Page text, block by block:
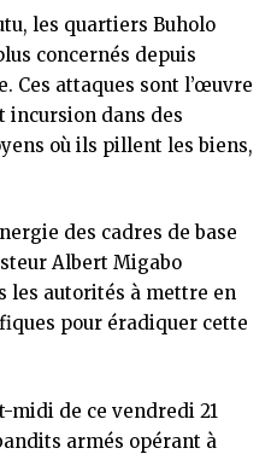
les quartiers Buholo
concernés depuis
Ces attaques sont l’œuvre
incursion dans des
où ils pillent les biens,
des cadres de base
Albert Migabo
les autorités à mettre en
pour éradiquer cette
midi de ce vendredi 21
armés opérant à